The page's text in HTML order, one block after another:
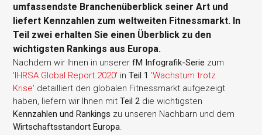
umfassendste Branchenüberblick seiner Art und
liefert Kennzahlen zum weltweiten Fitnessmarkt. In
Teil zwei erhalten Sie einen Überblick zu den
wichtigsten Rankings aus Europa.
Nachdem wir Ihnen in unsererfM Infografik-Serie zum
'IHRSA Global Report 2020' inTeil 1 'Wachstum trotz
Krise' detailliert den globalen Fitnessmarkt aufgezeigt
haben, liefern wir Ihnen mitTeil 2 die wichtigsten
Kennzahlen und Rankings zu unseren Nachbarn und dem
Wirtschaftsstandort Europa.